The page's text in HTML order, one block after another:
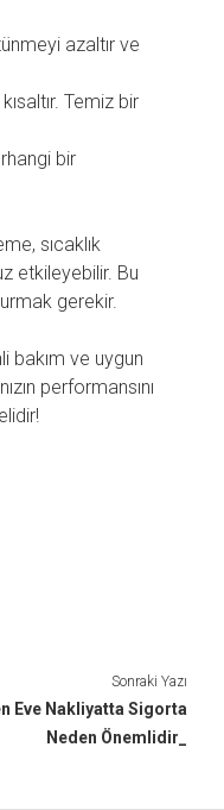
azaltır ve
Temiz bir
bir
sıcaklık
etkileyebilir. Bu
gerekir.
bakım ve uygun
performansını
Sonraki Yazı
Eve Nakliyatta Sigorta
Neden Önemlidir_